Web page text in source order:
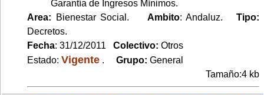
Garantía de Ingresos Mínimos.
Area: Bienestar Social. Ambito: Andaluz.Tipo:
Decretos.
Fecha: 31/12/2011 Colectivo: Otros
Estado: Vigente . Grupo: General
Tamaño:4 kb